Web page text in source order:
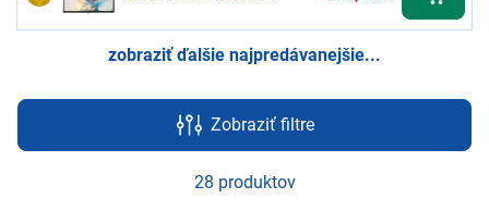
zobraziť ďalšie najpredávanejšie...
Zobraziť filtre
28 produktov